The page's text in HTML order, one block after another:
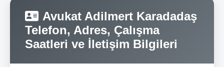
Avukat Adilmert Karadadaş
Telefon, Adres, Çalışma
Saatleri ve İletişim Bilgileri